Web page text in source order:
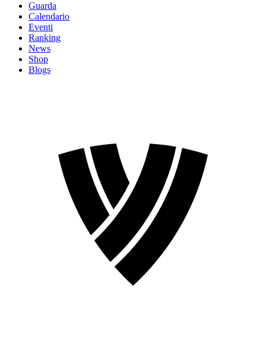
Guarda
Calendario
Eventi
Ranking
News
Shop
Blogs